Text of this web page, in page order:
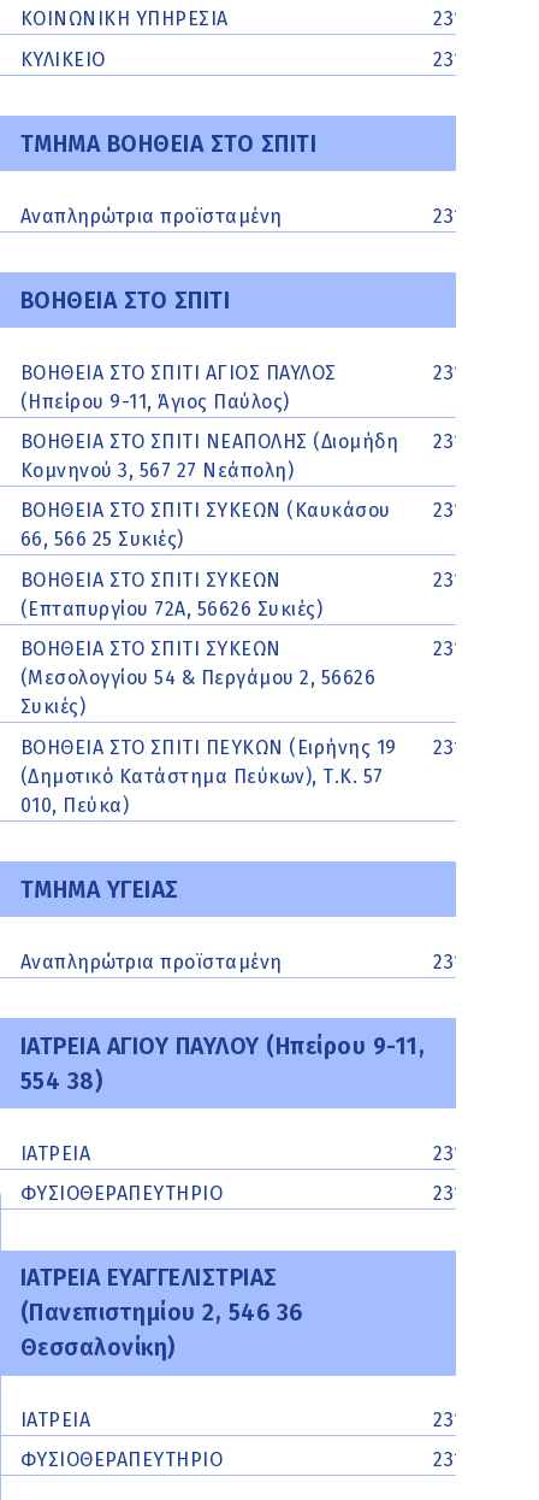
ΚΟΙΝΩΝΙΚΗ ΥΠΗΡΕΣΙΑ
ΚΥΛΙΚΕΙΟ
2310622233
ΤΜΗΜΑ ΒΟΗΘΕΙΑ ΣΤΟ ΣΠΙΤΙ
Αναπληρώτρια προϊσταμένη 2310213161
ΒΟΗΘΕΙΑ ΣΤΟ ΣΠΙΤΙ
ΒΟΗΘΕΙΑ ΣΤΟ ΣΠΙΤΙ ΑΓΙΟΣ ΠΑΥΛΟΣ
(Ηπείρου 9-11, Άγιος Παύλος)
ΒΟΗΘΕΙΑ ΣΤΟ ΣΠΙΤΙ ΝΕΑΠΟΛΗΣ (Διομήδη
Κομνηνού 3, 567 27 Νεάπολη)
2310550470
ΒΟΗΘΕΙΑ ΣΤΟ ΣΠΙΤΙ ΣΥΚΕΩΝ (Καυκάσου
66, 566 25 Συκιές)
ΒΟΗΘΕΙΑ ΣΤΟ ΣΠΙΤΙ ΣΥΚΕΩΝ
(Επταπυργίου 72Α, 56626 Συκιές)
2310636672
ΒΟΗΘΕΙΑ ΣΤΟ ΣΠΙΤΙ ΣΥΚΕΩΝ
(Μεσολογγίου 54 & Περγάμου 2, 56626
Συκιές)
2310213105
ΒΟΗΘΕΙΑ ΣΤΟ ΣΠΙΤΙ ΠΕΥΚΩΝ (Ειρήνης 19
(Δημοτικό Κατάστημα Πεύκων), Τ.Κ. 57
010, Πεύκα)
2313502229
ΤΜΗΜΑ ΥΓΕΙΑΣ
Αναπληρώτρια προϊσταμένη 2310618613
ΙΑΤΡΕΙΑ ΑΓΙΟΥ ΠΑΥΛΟΥ (Ηπείρου 9-11,
554 38)
ΙΑΤΡΕΙΑ
ΦΥΣΙΟΘΕΡΑΠΕΥΤΗΡΙΟ
2313300218
ΙΑΤΡΕΙΑ ΕΥΑΓΓΕΛΙΣΤΡΙΑΣ
(Πανεπιστημίου 2, 546 36
Θεσσαλονίκη)
ΙΑΤΡΕΙΑ
2310207953
ΦΥΣΙΟΘΕΡΑΠΕΥΤΗΡΙΟ
2310207953